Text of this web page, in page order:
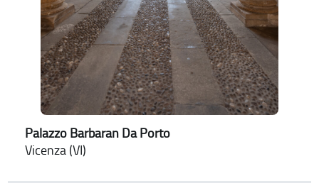
Palazzo Barbaran Da Porto
Vicenza (VI)